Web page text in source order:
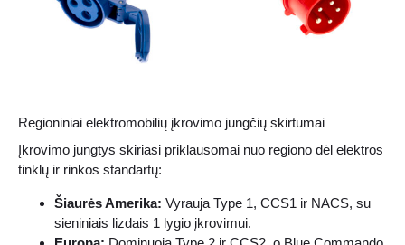
Regioniniai elektromobilių įkrovimo jungčių skirtumai
Įkrovimo jungtys skiriasi priklausomai nuo regiono dėl elektros
tinklų ir rinkos standartų:
Šiaurės Amerika: Vyrauja Type 1, CCS1 ir NACS, su
sieniniais lizdais 1 lygio įkrovimui.